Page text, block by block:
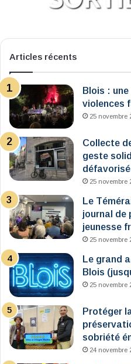
Articles récents
Blois :
violences
25 novembre
Collecte
geste
25 novembre
Le
journal de
jeunesse
25 novembre
Le grand
Blois
25 novembre
Protéger
sobriété
24 novembre